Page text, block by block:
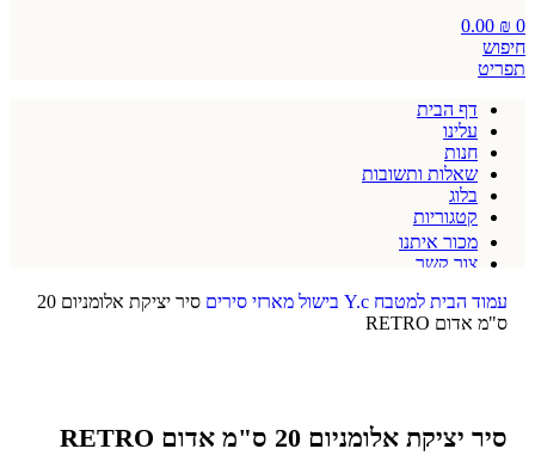
0
0.00 ₪
חיפוש
תפריט
דף הבית
עלינו
חנות
שאלות ותשובות
בלוג
קטגוריות
מכור איתנו
צור קשר
עמוד הבית למטבח Y.c בישול מארזי סירים
סיר יציקת אלומניום 20
ס"מ אדום RETRO
סיר יציקת אלומניום 20 ס"מ אדום RETRO